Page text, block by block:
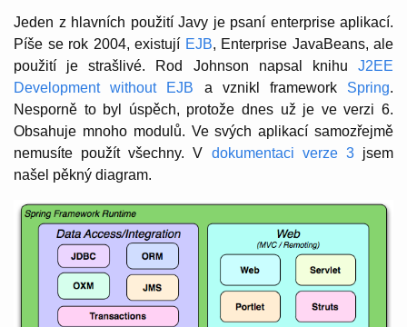
Jeden z hlavních použití Javy je psaní enterprise aplikací.
Píše se rok 2004, existují EJB, Enterprise JavaBeans, ale
použití je strašlivé. Rod Johnson napsal knihu J2EE
Development without EJB a vznikl framework Spring.
Nesporně to byl úspěch, protože dnes už je ve verzi 6.
Obsahuje mnoho modulů. Ve svých aplikací samozřejmě
nemusíte použít všechny. V dokumentaci verze 3jsem
našel pěkný diagram.